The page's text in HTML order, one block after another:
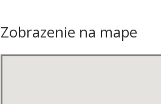
Zobrazenie na mape